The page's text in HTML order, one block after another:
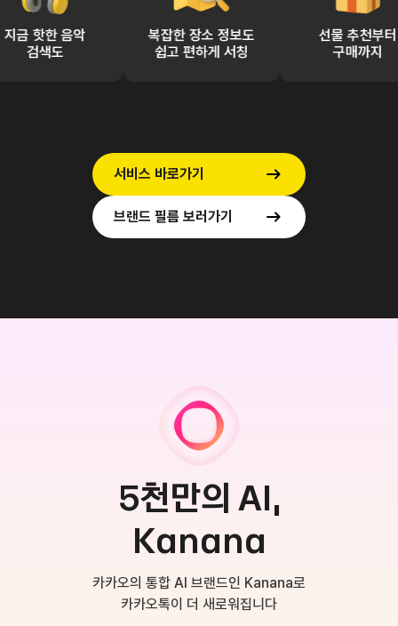
음악
복잡한 장소 정보도
쉽고 편하게 서칭
선물 추천부터
서비스 바로가기
브랜드 필름 보러가기
5천만의 AI,
Kanana
카카오의 통합 AI 브랜드인 Kanana로
카카오톡이 더 새로워집니다